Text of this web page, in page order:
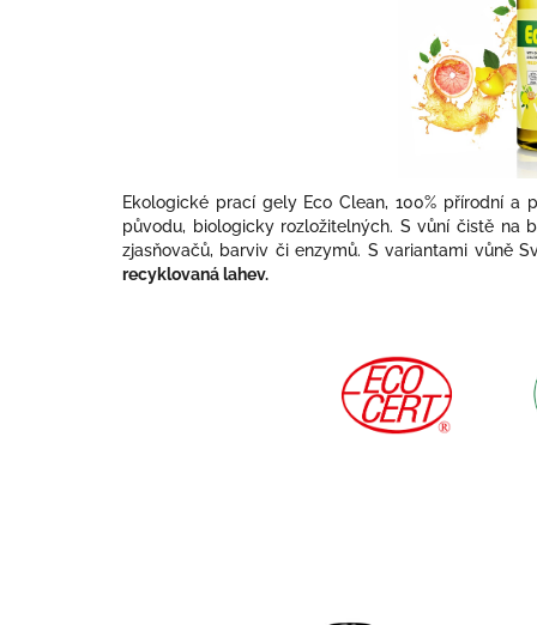
Ekologické prací gely Eco Clean, 100% přírodní a
původu, biologicky rozložitelných. S vůní čistě na
zjasňovačů, barviv či enzymů. S variantami vůně
recyklovaná lahev.